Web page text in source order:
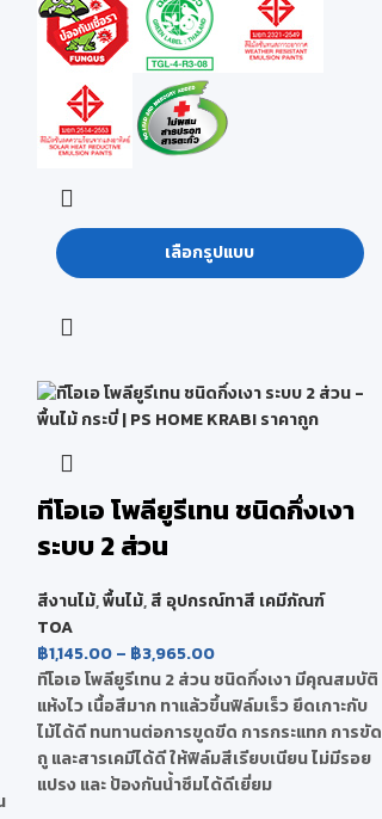
เลือกรูปแบบ
ทีโอเอ โพลียูรีเทน ชนิดกึ่งเงา
ระบบ 2 ส่วน
สีงานไม้,พื้นไม้, สี อุปกรณ์ทาสี เคมีภัณฑ์
TOA
฿1,145.00 – ฿3,965.00
ทีโอเอ โพลียูรีเทน 2 ส่วน ชนิดกึ่งเงา มีคุณสมบัติ
แห้งไว เนื้อสีมาก ทาแล้วขึ้นฟิล์มเร็ว ยึดเกาะกับ
ไม้ได้ดี ทนทานต่อการขูดขีด การกระแทก การขัด
ถู และสารเคมีได้ดี ให้ฟิล์มสีเรียบเนียน ไม่มีรอย
แปรง และ ป้องกันน้ำซึมได้ดีเยี่ยม